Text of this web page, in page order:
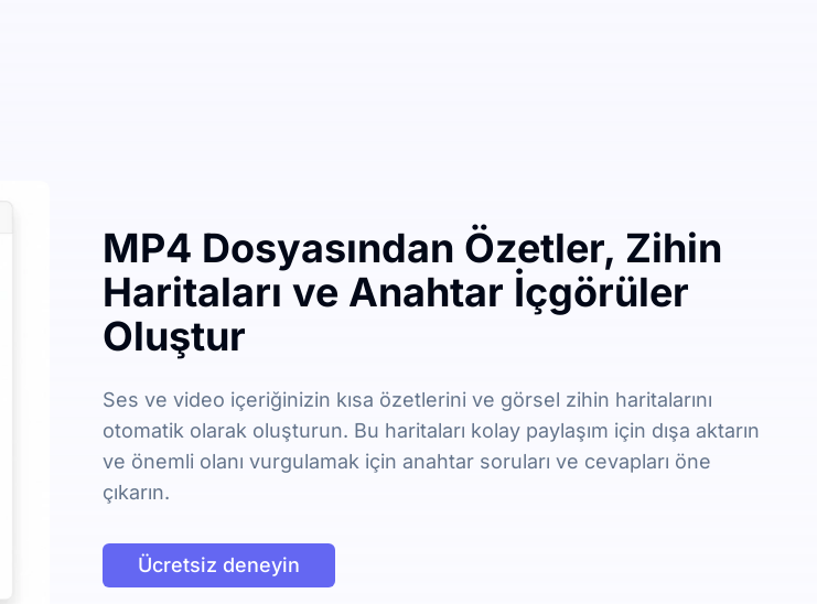
MP4 Dosyasından Özetler, Zihin
Haritaları ve Anahtar İçgörüler
Oluştur
Ses ve video içeriğinizin kısa özetlerini ve görsel zihin haritalarını
otomatik olarak oluşturun. Bu haritaları kolay paylaşım için dışa aktarın
ve önemli olanı vurgulamak için anahtar soruları ve cevapları öne
çıkarın.
Ücretsiz deneyin